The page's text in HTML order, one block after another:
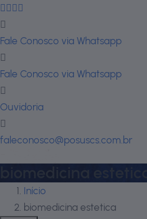
Fale Conosco via Whatsapp
Fale Conosco via Whatsapp
Ouvidoria
faleconosco@posuscs.com.br
Início
biomedicina estetica